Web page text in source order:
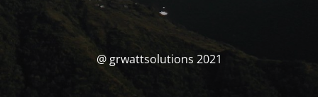
@ grwattsolutions 2021